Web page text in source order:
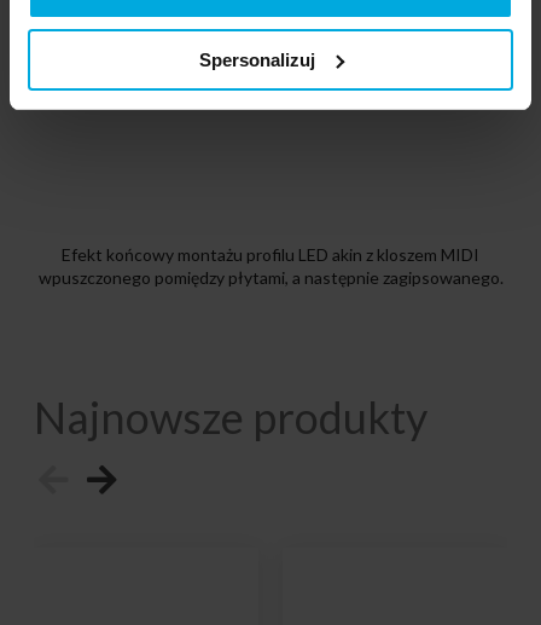
Spersonalizuj
Efekt końcowy montażu profilu LED akin z kloszem MIDI
wpuszczonego pomiędzy płytami, a następnie zagipsowanego.
Najnowsze produkty